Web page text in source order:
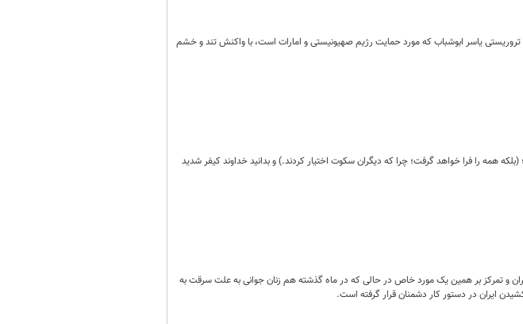
یاسر ابوشباب که مورد حمایت رژیم صهیونیستی و امارات است، با واکنش تند و خشم
(بلکه همه را فرا خواهد گرفت؛ چرا که دیگران سکوت اختیار کردند.) و بدانید خداوند کیفر شدید
و تمرکز بر همین یک مورد خاص در حالی که در ماه گذشته هم زنان جوانی به علت سرقت به
ایران در دستور کار دشمنان قرار گرفته است.